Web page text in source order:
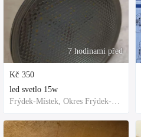
7 hodinami před
Kč 350
led svetlo 15w
Frýdek-Místek, Okres Frýdek-Místek, Česko